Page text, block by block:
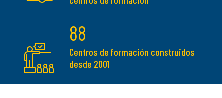
88
Centros de formación construidos
desde 2001